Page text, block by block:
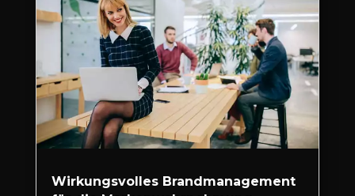
Wirkungsvolles Brandmanagement